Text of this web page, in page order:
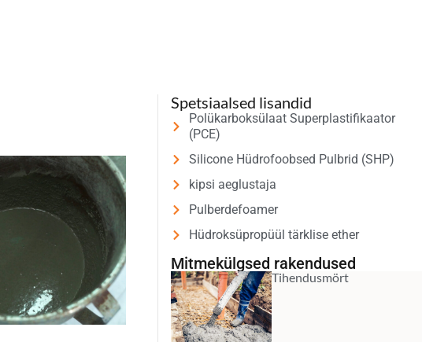
Spetsiaalsed lisandid
Polükarboksülaat Superplastifikaator
(PCE)
Silicone Hüdrofoobsed Pulbrid (SHP)
kipsi aeglustaja
Pulberdefoamer
Hüdroksüpropüül tärklise ether
Mitmekülgsed rakendused
Tihendusmört